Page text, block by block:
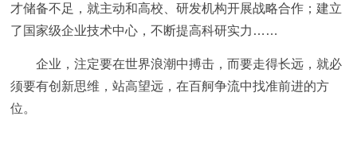
才储备不足，就主动和高校、研发机构开展战略合作；建立
了国家级企业技术中心，不断提高科研实力……
企业，注定要在世界浪潮中搏击，而要走得长远，就必
须要有创新思维，站高望远，在百舸争流中找准前进的方
位。